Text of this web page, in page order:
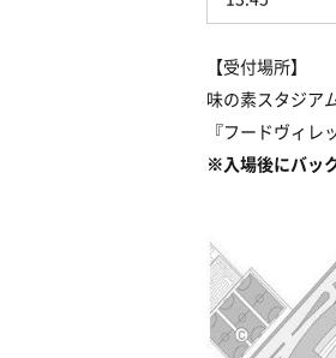
【受付場所】
味の素スタジア
『フードヴィレ
※入場後にバッ